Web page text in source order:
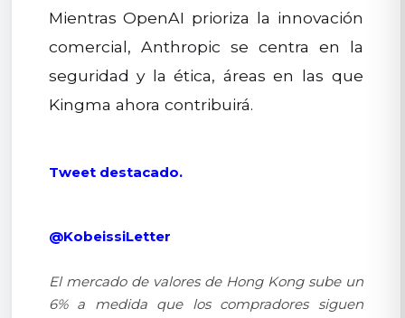
Mientras OpenAI prioriza la innovación
comercial, Anthropic se centra en la
seguridad y la ética, áreas en las que
Kingma ahora contribuirá.
Tweet destacado.
@KobeissiLetter
El mercado de valores de Hong Kong sube un
6% a medida que los compradores siguen